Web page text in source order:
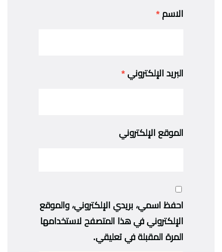
الاسم *
البريد الإلكتروني *
الموقع الإلكتروني
احفظ اسمي، بريدي الإلكتروني، والموقع
الإلكتروني في هذا المتصفح لاستخدامها
المرة المقبلة في تعليقي.